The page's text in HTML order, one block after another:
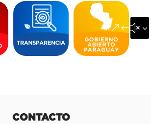
CONTACTO